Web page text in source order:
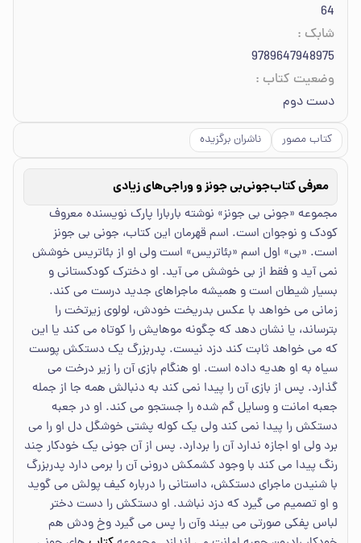
64
شابک :
9789647948975
وضعیت کتاب :
دست دوم
کتاب مصور ناشران برگزیده
معرفی کتابجونی‌بی جونز و وراجی‌های زیادی
مجموعه «جونی بی جونز» نوشته باربارا پارک نویسنده معروف
کودک و نوجوان است. اسم قهرمان این کتاب، جونی بی جونز
است. «بی» اول اسم «بئاتریس» است ولی او از بئاتریس خوشش
نمی آید و فقط از بی خوشش می آید. او دخترک کودکستانی و
بسیار شیطان است و همیشه ماجراهای جدید درست می کند.
زمانی می خواهد با عکس بدریخت خودش، لولوی زیرتخت را
بترساند، یا نشان دهد که چگونه موهایش را کوتاه می کند یا این
که می خواهد ثابت کند دزد نیست. پدربزرگ یک دستکش پوست
سیاه به او هدیه داده است. او هنگام بازی آن را زیر درخت می
گذارد. پس از بازی آن را پیدا نمی کند به دنبالش همه جا از جمله
جعبه امانت و وسایل گم شده را جستجو می کند. او در جعبه
دستکش را پیدا نمی کند ولی یک کوله پشتی خوشگل دل او را می
برد ولی او اجازه ندارد آن را بردارد. پس از آن جونی یک خودکار چند
رنگ پیدا می کند با وجود کشمکش درونی آن را برمی دارد پدربزرگ
با شنیدن ماجرای دستکش، داستانی را درباره کیف پولش می گوید
و او تصمیم می گیرد که دزد نباشد. او دستکش را دست دختر
لباس پفکی صورتی می بیند وآن را پس می گیرد وخ ودش هم